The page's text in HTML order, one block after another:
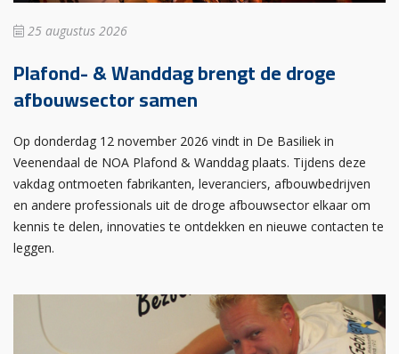
25 augustus 2026
Plafond- & Wanddag brengt de droge
afbouwsector samen
Op donderdag 12 november 2026 vindt in De Basiliek in
Veenendaal de NOA Plafond & Wanddag plaats. Tijdens deze
vakdag ontmoeten fabrikanten, leveranciers, afbouwbedrijven
en andere professionals uit de droge afbouwsector elkaar om
kennis te delen, innovaties te ontdekken en nieuwe contacten te
leggen.